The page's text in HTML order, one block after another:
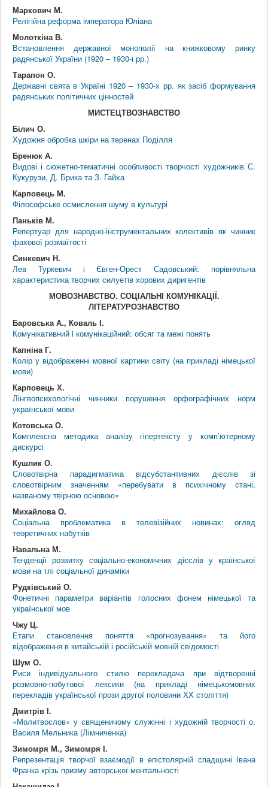
Маркович М.
Релігійна реформа імператора Юліана
Молоткіна В.
Встановлення державної монополії на книжковому ринку
радянської України (1920 – 1930-і рр.)
Тарапон О.
Державні свята в Україні 1920 – 1930-х рр. як засіб формування
радянських політичних цінностей
МИСТЕЦТВОЗНАВСТВО
Білич О.
Художня обробка шкіри на теренах Поділля
Бренюк А.
Видові і сюжетно-тематичні особливості творчості художників С.
Кукурузи, Д. Брика та З. Гайха
Карповець М.
Філософське осмислення шуму в культурі
Паньків М.
Репертуар для народно-інструментальних колективів як чинник
фахової розмаїтості
Синкевич Н.
Лев Туркевич і Євген-Орест Садовський: порівняльна
характеристика творчих силуетів хорових диригентів
МОВОЗНАВСТВО. СОЦІАЛЬНІ КОМУНІКАЦІЇ.
ЛІТЕРАТУРОЗНАВСТВО
Баровська А., Коваль І.
Комунікативний i комунікаційний: обсяг та межі понять
Капніна Г.
Колір у відображенні мовної картини світу (на прикладі німецької
мови)
Карповець Х.
Лінгвопсихологічні чинники порушення орфографічних норм
української мови
Котовська О.
Комплексна методика аналізу гіпертексту у комп’ютерному
дискурсі
Кушлик О.
Словотвірна парадигматика відсубстантивних дієслів зі
словотвірним значенням «перебувати в психічному стані,
названому твірною основою»
Михайлова О.
Соціальна проблематика в телевізійних новинах: огляд
теоретичних набутків
Навальна М.
Тенденції розвитку соціально-економічних дієслів у країнської
мови на тлі соціальної динаміки
Рудківський О.
Фонетичні параметри варіантів голосних фонем німецької та
української мов
Чжу Ц.
Етапи становлення поняття «прогнозування» та його
відображення в китайській і російській мовній свідомості
Шум О.
Риси індивідуального стилю перекладача при відтворенні
розмовно-побутової лексики (на прикладі німецькомовних
перекладів української прози другої половини ХХ століття)
Дмитрів І.
«Молитвослов» у священичому служінні і художній творчості о.
Василя Мельника (Лімниченка)
Зимомря М., Зимомря І.
Репрезентація творчої взаємодії в епістолярній спадщині Івана
Франка крізь призму авторської ментальності